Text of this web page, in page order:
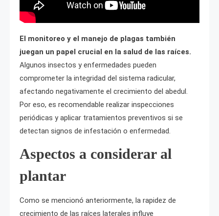
El monitoreo y el manejo de plagas también
juegan un papel crucial en la salud de las raíces.
Algunos insectos y enfermedades pueden
comprometer la integridad del sistema radicular,
afectando negativamente el crecimiento del abedul.
Por eso, es recomendable realizar inspecciones
periódicas y aplicar tratamientos preventivos si se
detectan signos de infestación o enfermedad.
Aspectos a considerar al
plantar
Como se mencionó anteriormente, la rapidez de
crecimiento de las raíces laterales influye